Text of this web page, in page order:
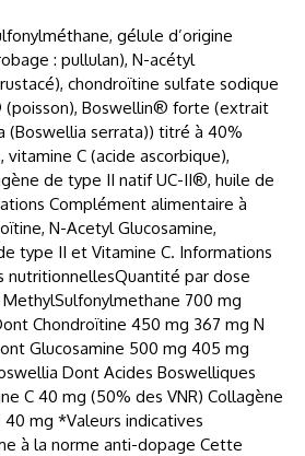
gélule d’origine
: pullulan), N-acétyl
chondroïtine sulfate sodique
(poisson), Boswellin® forte (extrait
(Boswellia serrata)) titré à 40%
vitamine C (acide ascorbique),
de type II natif UC-II®, huile de
Complément alimentaire à
N-Acetyl Glucosamine,
type II et Vitamine C. Informations
nutritionnellesQuantité par dose
700 mg
Chondroïtine 450 mg 367 mg N
Glucosamine 500 mg 405 mg
Dont Acides Boswelliques
C 40 mg (50% des VNR) Collagène
mg *Valeurs indicatives
à la norme anti-dopage Cette